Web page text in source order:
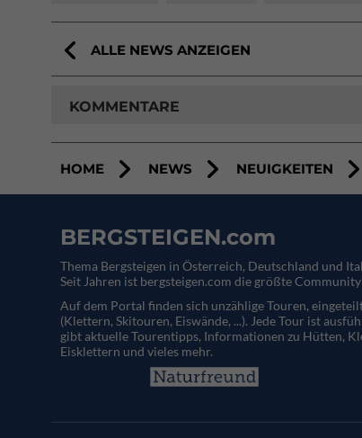
ALLE NEWS ANZEIGEN
KOMMENTARE
HOME NEWS NEUIGKEITEN
BERGSTEIGEN.com
Thema Bergsteigen in Österreich, Deutschland und
Seit Jahren ist bergsteigen.com die größte
Auf dem Portal finden sich unzählige Touren,
(Klettern, Skitouren, Eiswände, ...). Jede Tour ist
gibt aktuelle Tourentipps, Informationen zu Hütten,
Eisklettern und vieles mehr.